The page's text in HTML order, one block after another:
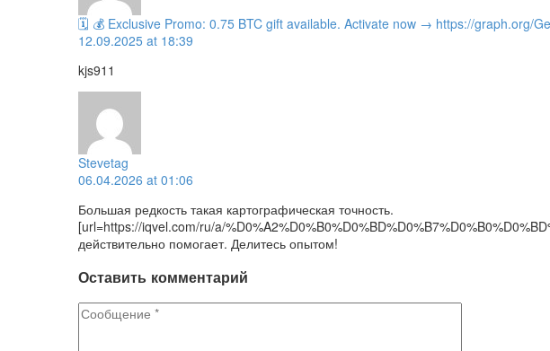
🗓 💰 Exclusive Promo: 0.75 BTC gift available. Activate now → https://graph.org/
12.09.2025 at 18:39
kjs911
Stevetag
06.04.2026 at 01:06
Большая редкость такая картографическая точность.
[url=https://iqvel.com/ru/a/
действительно помогает. Делитесь опытом!
Оставить комментарий